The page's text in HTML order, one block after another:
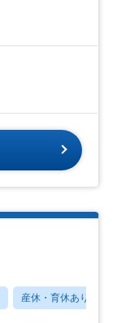
産休・育休あり